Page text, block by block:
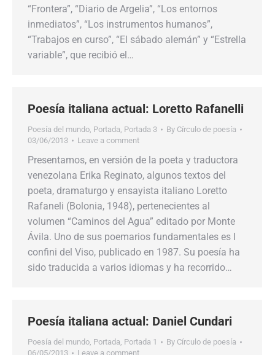
“Frontera”, “Diario de Argelia”, “Los entornos
inmediatos”, “Los instrumentos humanos”,
“Trabajos en curso”, “El sábado alemán” y “Estrella
variable”, que recibió el…
Poesía italiana actual: Loretto Rafanelli
Poesía del mundo, Portada, Portada 3 By Círculo de poesía
03/06/2013
Leave a comment
Presentamos, en versión de la poeta y traductora
venezolana Erika Reginato, algunos textos del
poeta, dramaturgo y ensayista italiano Loretto
Rafaneli (Bolonia, 1948), pertenecientes al
volumen “Caminos del Agua” editado por Monte
Ávila. Uno de sus poemarios fundamentales es I
confini del Viso, publicado en 1987. Su poesía ha
sido traducida a varios idiomas y ha recorrido…
Poesía italiana actual: Daniel Cundari
Poesía del mundo, Portada, Portada 1 By Círculo de poesía
06/05/2013
Leave a comment